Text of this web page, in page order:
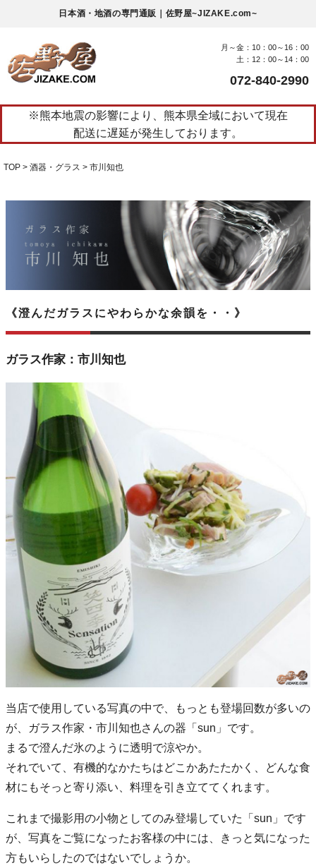
日本酒・地酒の専門通販｜佐野屋~JIZAKE.com~
月～金：10：00～16：00
土：12：00～14：00
072-840-2990
※熊本地震の影響により、熊本県全域において現在
配送に遅延が発生しております。
TOP 酒器・グラス 市川知也
《澄んだガラスにやわらかな余韻を・・》
ガラス作家：市川知也
当店で使用している写真の中で、もっとも登場回数が多いの
が、ガラス作家・市川知也さんの器「sun」です。
まるで澄んだ氷のように透明で涼やか。
それでいて、有機的なかたちはどこかあたたかく、どんな食
材にもそっと寄り添い、料理を引き立ててくれます。
これまで撮影用の小物としてのみ登場していた「sun」です
が、写真をご覧になったお客様の中には、きっと気になった
方もいらしたのではないでしょうか。